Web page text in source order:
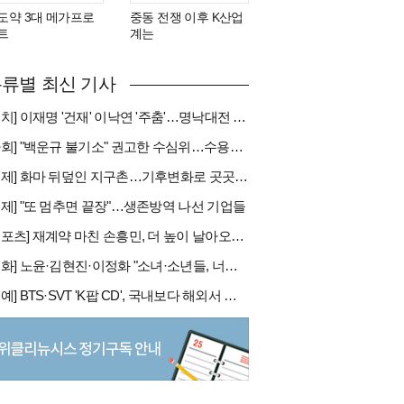
약 3대 메가프로
중동 전쟁 이후 K산업
계는
별 최신 기사
[정치] 이재명 '건재' 이낙연 '주춤'…명낙대전 불안한 휴전
[사회] "백운규 불기소" 권고한 수심위…수용땐 줄소송 피할듯
[국제] 화마 뒤덮인 지구촌…기후변화로 곳곳 대형 화재
] "또 멈추면 끝장"…생존방역 나선 기업들
[스포츠] 재계약 마친 손흥민, 더 높이 날아오를까
[문화] 노윤·김현진·이정화 "소녀·소년들, 너희는 혼자가 아니야"
[연예] BTS·SVT 'K팝 CD', 국내보다 해외서 더 팔린다 왜?